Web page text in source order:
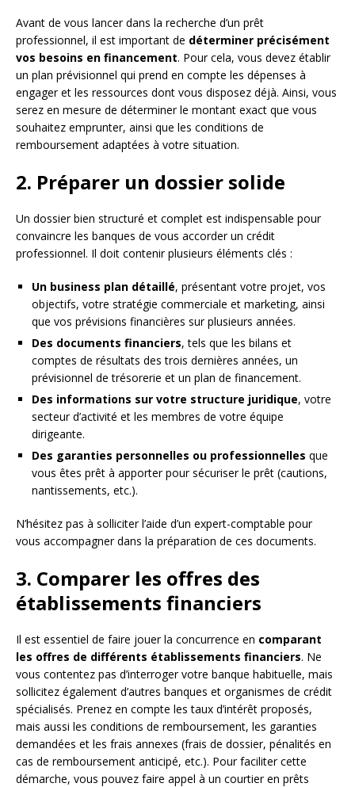
Avant de vous lancer dans la recherche d’un prêt
professionnel, il est important de déterminer précisément
vos besoins en financement. Pour cela, vous devez établir
un plan prévisionnel qui prend en compte les dépenses à
engager et les ressources dont vous disposez déjà. Ainsi, vous
serez en mesure de déterminer le montant exact que vous
souhaitez emprunter, ainsi que les conditions de
remboursement adaptées à votre situation.
2. Préparer un dossier solide
Un dossier bien structuré et complet est indispensable pour
convaincre les banques de vous accorder un crédit
professionnel. Il doit contenir plusieurs éléments clés :
Un business plan détaillé, présentant votre projet, vos
objectifs, votre stratégie commerciale et marketing, ainsi
que vos prévisions financières sur plusieurs années.
Des documents financiers, tels que les bilans et
comptes de résultats des trois dernières années, un
prévisionnel de trésorerie et un plan de financement.
Des informations sur votre structure juridique, votre
secteur d’activité et les membres de votre équipe
dirigeante.
Des garanties personnelles ou professionnelles que
vous êtes prêt à apporter pour sécuriser le prêt (cautions,
nantissements, etc.).
N’hésitez pas à solliciter l’aide d’un expert-comptable pour
vous accompagner dans la préparation de ces documents.
3. Comparer les offres des
établissements financiers
Il est essentiel de faire jouer la concurrence en comparant
les offres de différents établissements financiers. Ne
vous contentez pas d’interroger votre banque habituelle, mais
sollicitez également d’autres banques et organismes de crédit
spécialisés. Prenez en compte les taux d’intérêt proposés,
mais aussi les conditions de remboursement, les garanties
demandées et les frais annexes (frais de dossier, pénalités en
cas de remboursement anticipé, etc.). Pour faciliter cette
démarche, vous pouvez faire appel à un courtier en prêts